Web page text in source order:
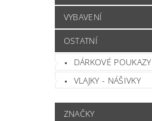
VYBAVENÍ
OSTATNÍ
DÁRKOVÉ POUKAZY
VLAJKY - NÁŠIVKY
ZNAČKY